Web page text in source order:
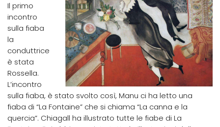
Il primo
incontro
sulla fiaba
la
conduttrice
è stata
Rossella.
L’incontro
sulla fiaba, è stato svolto così, Manu ci ha letto una
fiaba di “La Fontaine” che si chiama “La canna e la
quercia”. Chiagall ha illustrato tutte le fiabe di La